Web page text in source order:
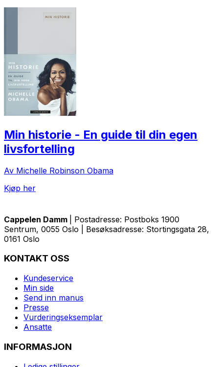
Min historie - En guide til din egen
livsfortelling
Av Michelle Robinson Obama
Kjøp her
Cappelen Damm
| Postadresse: Postboks 1900
Sentrum, 0055 Oslo | Besøksadresse: Stortingsgata 28,
0161 Oslo
KONTAKT OSS
Kundeservice
Min side
Send inn manus
Presse
Vurderingseksemplar
Ansatte
INFORMASJON